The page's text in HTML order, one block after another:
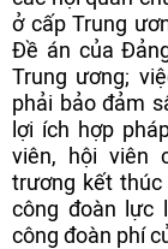
ở cấp Trung
Đề án của
Trung ương;
phải bảo đảm
lợi ích hợp
viên, hội viên
trương kết thúc
công đoàn lực
công đoàn phí